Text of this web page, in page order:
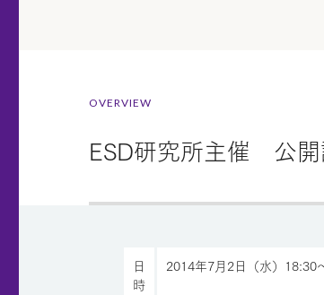
OVERVIEW
ESD研究所主催 公
日
時
2014年7月2日（水）18:30